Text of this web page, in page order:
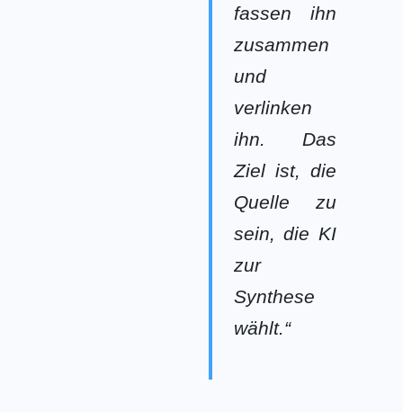
fassen ihn
zusammen
und
verlinken
ihn. Das
Ziel ist, die
Quelle zu
sein, die KI
zur
Synthese
wählt.“